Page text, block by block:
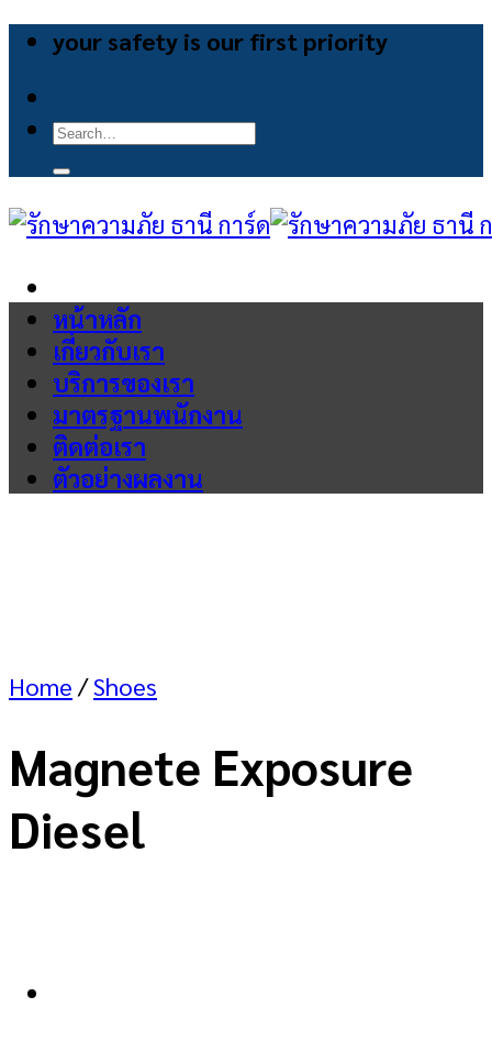
Skip
content
your safety is our first priority
Search
หน้าหลัก
เกี่ยวกับเรา
บริการของเรา
มาตรฐานพนักงาน
ติดต่อเรา
ตัวอย่างผลงาน
Home /Shoes
Magnete Exposure
Diesel